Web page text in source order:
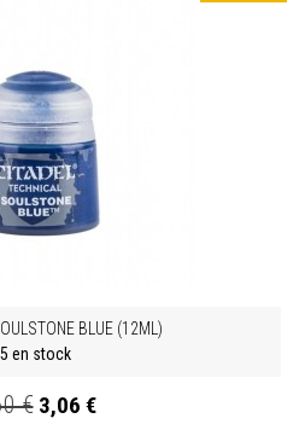
BLUE (12ML)
5 en stock
€ 3,06 €